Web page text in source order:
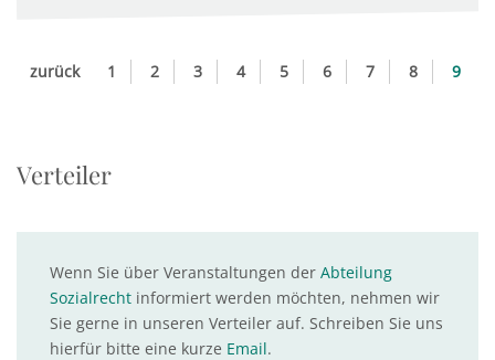
zurück 1 2 3 4 5 6 7 8 9
Verteiler
Wenn Sie über Veranstaltungen der Abteilung
Sozialrecht informiert werden möchten, nehmen wir
Sie gerne in unseren Verteiler auf. Schreiben Sie uns
hierfür bitte eine kurze Email.